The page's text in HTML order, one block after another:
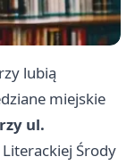
lubią
miejskie
ul.
Środy